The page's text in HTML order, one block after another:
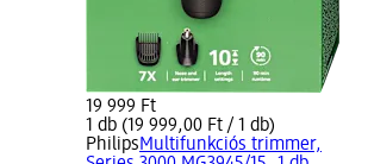
19 999 Ft
1 db (19 999,00 Ft / 1 db)
PhilipsMultifunkciós trimmer,